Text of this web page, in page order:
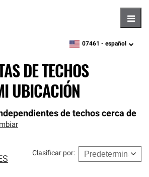
zipcode, language
07461 - español
DE TECHOS
UBICACIÓN
de techos cerca de
Clasificar por: